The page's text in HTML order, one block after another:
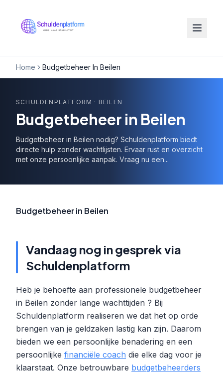
Home Budgetbeheer In Beilen
SCHULDENPLATFORM · BEILEN
Budgetbeheer in Beilen
Budgetbeheer in Beilen nodig? Schuldenplatform biedt
directe hulp zonder wachtlijsten. Ervaar rust en overzicht
met onze persoonlijke aanpak. Vraag nu een...
Budgetbeheer in Beilen
Vandaag nog in gesprek via
Schuldenplatform
Heb je behoefte aan professionele budgetbeheer
in Beilen zonder lange wachttijden ? Bij
Schuldenplatform realiseren we dat het op orde
brengen van je geldzaken lastig kan zijn. Daarom
bieden we een persoonlijke benadering en een
persoonlijke financiële coach die elke dag voor je
klaarstaat. Onze betrouwbare budgetbeheerders